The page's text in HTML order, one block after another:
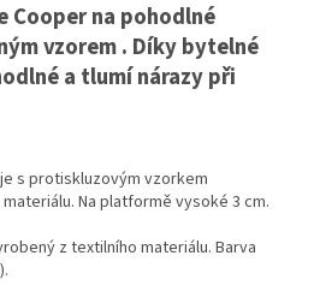
Cooper na pohodlné
vzorem . Díky bytelné
a tlumí nárazy při
s protiskluzovým vzorkem
Na platformě vysoké 3 cm.
z textilního materiálu. Barva